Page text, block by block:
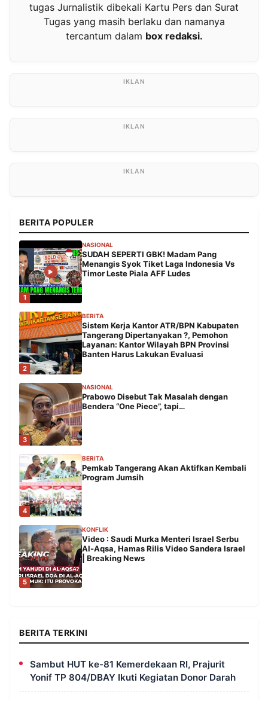
tugas Jurnalistik dibekali Kartu Pers dan Surat
Tugas yang masih berlaku dan namanya
tercantum dalam box redaksi.
BERITA POPULER
1
NASIONAL
SUDAH SEPERTI GBK! Madam Pang
Menangis Syok Tiket Laga Indonesia Vs
Timor Leste Piala AFF Ludes
2
BERITA
Sistem Kerja Kantor ATR/BPN Kabupaten
Tangerang Dipertanyakan ?, Pemohon
Layanan: Kantor Wilayah BPN Provinsi
Banten Harus Lakukan Evaluasi
3
NASIONAL
Prabowo Disebut Tak Masalah dengan
Bendera “One Piece”, tapi…
4
BERITA
Pemkab Tangerang Akan Aktifkan Kembali
Program Jumsih
5
KONFLIK
Video : Saudi Murka Menteri Israel Serbu
Al-Aqsa, Hamas Rilis Video Sandera Israel
| Breaking News
BERITA TERKINI
Sambut HUT ke-81 Kemerdekaan RI, Prajurit
Yonif TP 804/DBAY Ikuti Kegiatan Donor Darah